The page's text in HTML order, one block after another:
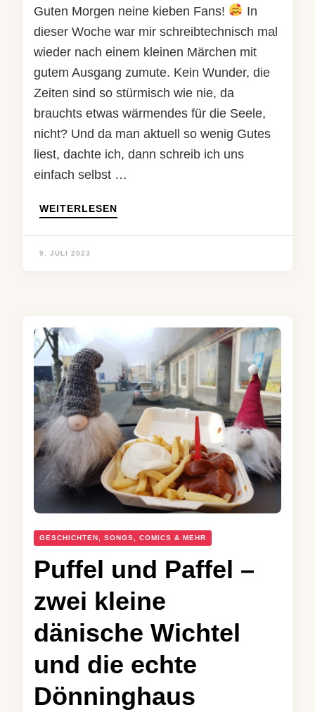
Guten Morgen neine kieben Fans!
In
dieser Woche war mir schreibtechnisch mal
wieder nach einem kleinen Märchen mit
gutem Ausgang zumute. Kein Wunder, die
Zeiten sind so stürmisch wie nie, da
brauchts etwas wärmendes für die Seele,
nicht? Und da man aktuell so wenig Gutes
liest, dachte ich, dann schreib ich uns
einfach selbst …
WEITERLESEN
9. JULI 2023
GESCHICHTEN, SONGS, COMICS & MEHR
Puffel und Paffel –
zwei kleine
dänische Wichtel
und die echte
Dönninghaus